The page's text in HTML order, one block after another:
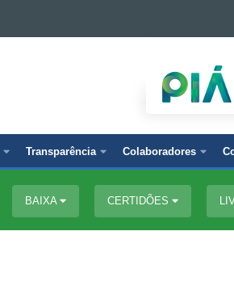
Transparência Colaboradores
BAIXA CERTIDÕES